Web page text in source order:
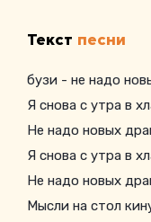
Текст песни
бузи - не надо
Я снова с утра в
Не надо новых
Я снова с утра в
Не надо новых
Мысли на стол